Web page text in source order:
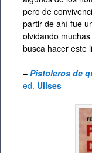
pero de
partir de ahí fue
olvidando
busca hacer este
– Pistoleros de
ed. Ulises